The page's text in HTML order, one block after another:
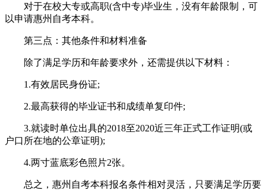
对于在校大专或高职(含中专)毕业生，没有年龄限制，可
以申请惠州自考本科。
第三点：其他条件和材料准备
除了满足学历和年龄要求外，还需提供以下材料：
1.有效居民身份证;
2.最高获得的毕业证书和成绩单复印件;
3.就读时单位出具的2018至2020近三年正式工作证明(或
户口所在地的公章证明);
4.两寸蓝底彩色照片2张。
总之，惠州自考本科报名条件相对灵活，只要满足学历要